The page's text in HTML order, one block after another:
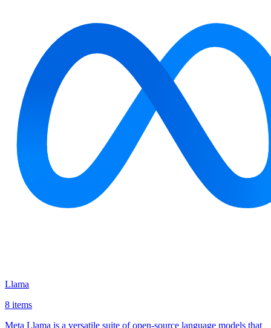
Llama
8 items
Meta Llama is a versatile suite of open‑source language models that